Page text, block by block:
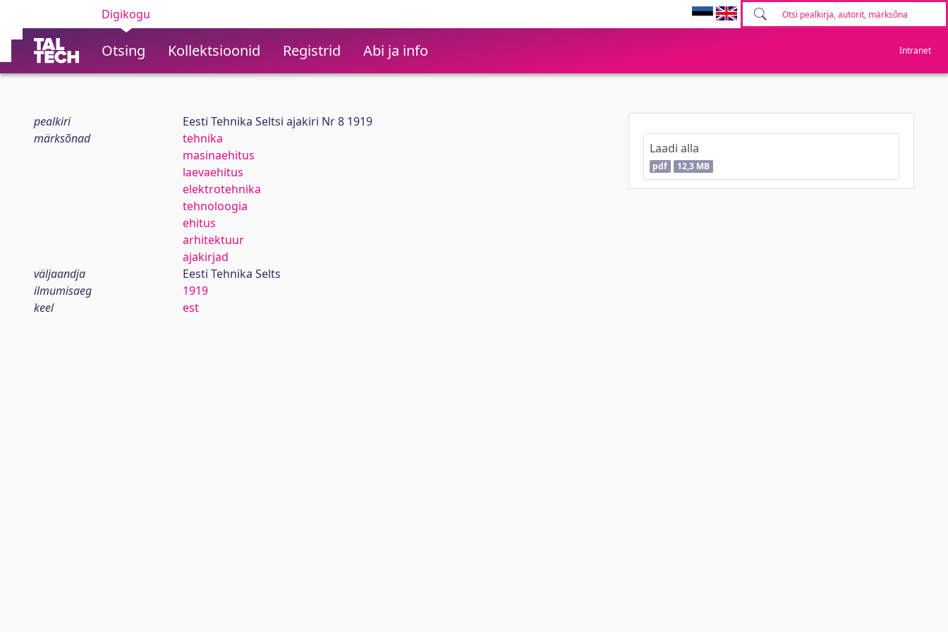
Digikogu
Otsing Kollektsioonid Registrid Abi ja info Intranet
pealkiri
Eesti Tehnika Seltsi ajakiri Nr 8 1919
märksõnad
tehnika
masinaehitus
laevaehitus
elektrotehnika
tehnoloogia
ehitus
arhitektuur
ajakirjad
väljaandja
Eesti Tehnika Selts
ilmumisaeg
1919
keel
est
Laadi alla
pdf 12,3 MB